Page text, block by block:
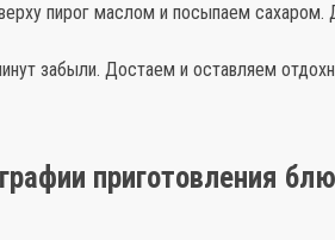
пирог маслом и посыпаем сахаром.
забыли. Достаем и оставляем
приготовления